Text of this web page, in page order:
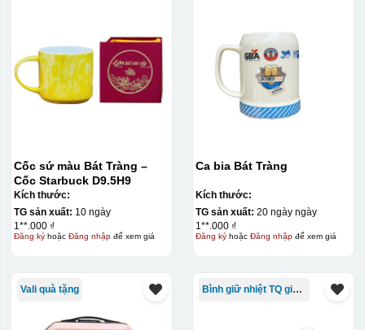
Cốc sứ màu Bát Tràng –
Cốc Starbuck D9.5H9
Kích thước:
TG sản xuất: 10 ngày
1**.000 ₫
Đăng kýhoặc Đăng nhậpđể xem giá
Ca bia Bát Tràng
Kích thước:
TG sản xuất: 20 ngày ngày
1**.000 ₫
Đăng kýhoặc Đăng nhậpđể xem giá
Vali quà tặng Bình giữ nhiệt TQ giá rẻ